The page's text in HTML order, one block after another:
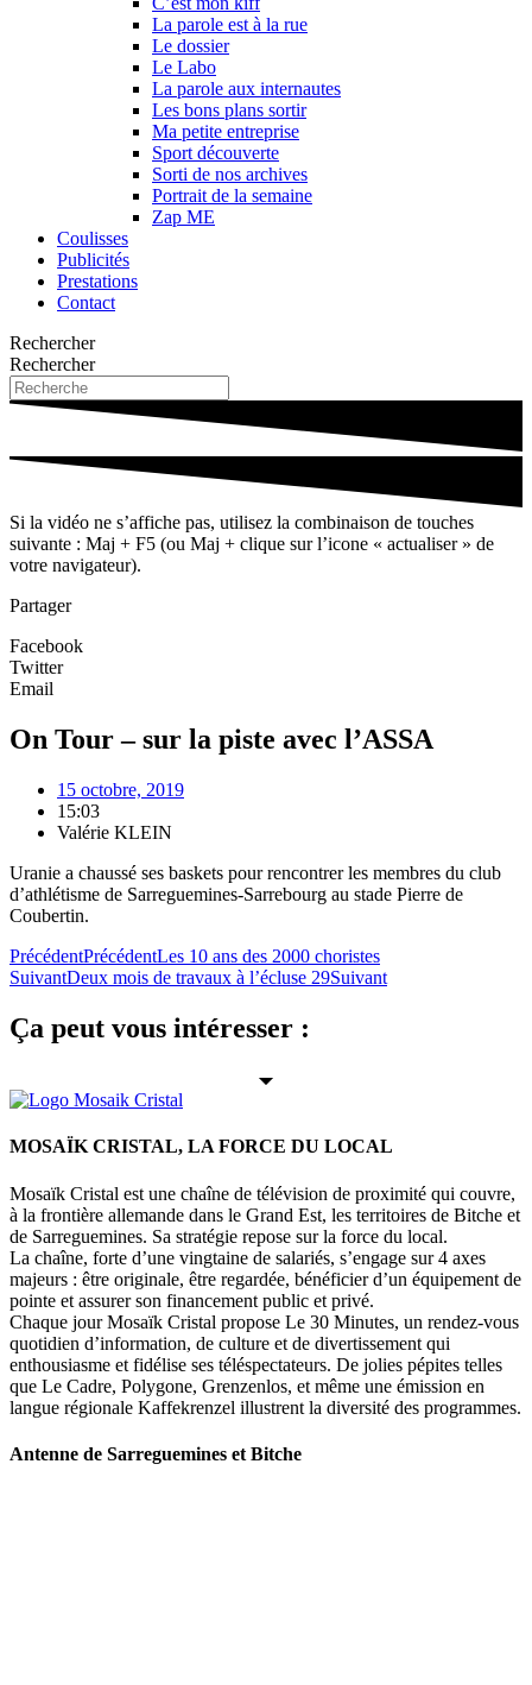
La parole est à la rue
Le dossier
Le Labo
La parole aux internautes
Les bons plans sortir
Ma petite entreprise
Sport découverte
Sorti de nos archives
Portrait de la semaine
Zap ME
Coulisses
Publicités
Prestations
Contact
Rechercher
Rechercher
Si la vidéo ne s’affiche pas, utilisez la combinaison de touches
suivante : Maj + F5 (ou Maj + clique sur l’icone « actualiser » de
votre navigateur).
Partager
Facebook
Twitter
Email
On Tour – sur la piste avec l’ASSA
15 octobre, 2019
15:03
Valérie KLEIN
Uranie a chaussé ses baskets pour rencontrer les membres du club
d’athlétisme de Sarreguemines-Sarrebourg au stade Pierre de
Coubertin.
PrécédentPrécédentLes 10 ans des 2000 choristes
SuivantDeux mois de travaux à l’écluse 29Suivant
Ça peut vous intéresser :
MOSAÏK CRISTAL, LA FORCE DU LOCAL
Mosaïk Cristal est une chaîne de télévision de proximité qui couvre,
à la frontière allemande dans le Grand Est, les territoires de Bitche et
de Sarreguemines. Sa stratégie repose sur la force du local.
La chaîne, forte d’une vingtaine de salariés, s’engage sur 4 axes
majeurs : être originale, être regardée, bénéficier d’un équipement de
pointe et assurer son financement public et privé.
Chaque jour Mosaïk Cristal propose Le 30 Minutes, un rendez-vous
quotidien d’information, de culture et de divertissement qui
enthousiasme et fidélise ses téléspectateurs. De jolies pépites telles
que Le Cadre, Polygone, Grenzenlos, et même une émission en
langue régionale Kaffekrenzel illustrent la diversité des programmes.
Antenne de Sarreguemines et Bitche